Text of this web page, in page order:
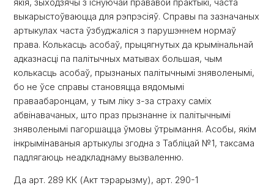
якія, зыходзячы з існуючай прававой практыкі, часта
выкарыстоўваюцца для рэпрэсіяў. Справы па зазначаных
артыкулах часта ўзбуджаліся з парушэннем нормаў
права. Колькасць асобаў, прыцягнутых да крымінальнай
адказнасці па палітычных матывах большая, чым
колькасць асобаў, прызнаных палітычнымі зняволенымі,
бо не ўсе справы становяцца вядомымі
праваабаронцам, у тым ліку з-за страху саміх
абвінавачаных, што праз прызнанне іх палітычнымі
зняволенымі пагоршацца ўмовы ўтрымання. Асобы, якім
інкрымінаваныя артыкулы згодна з Табліцай №1, таксама
падлягаюць неадкладнаму вызваленню.
Да арт. 289 КК (Акт тэрарызму), арт. 290-1